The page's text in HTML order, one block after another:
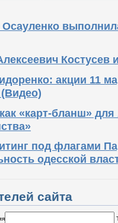
Осауленко
акции 11
«карт-бланш» для
под флагами
одесской
сайта